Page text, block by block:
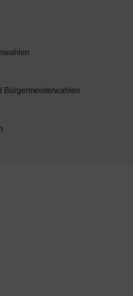
Bürgermeisterwahlen